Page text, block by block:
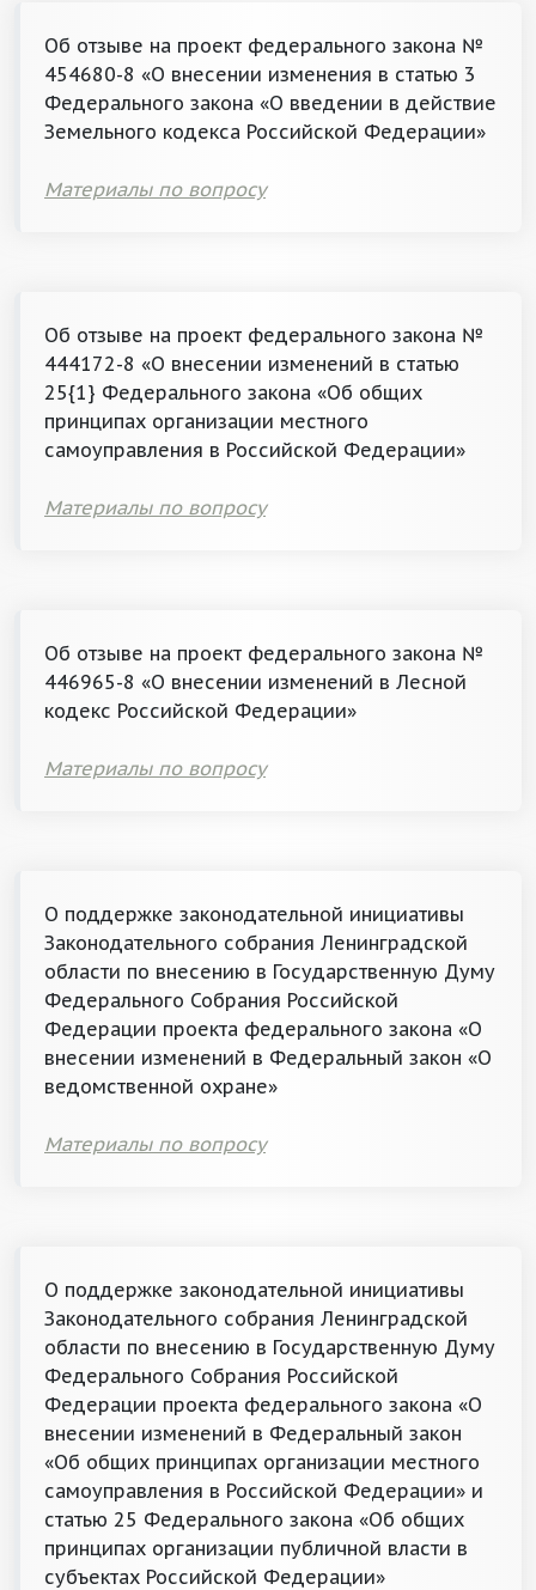
Об отзыве на проект федерального закона №
454680-8 «О внесении изменения в статью 3
Федерального закона «О введении в действие
Земельного кодекса Российской Федерации»
Материалы по вопросу
Об отзыве на проект федерального закона №
444172-8 «О внесении изменений в статью
25{1} Федерального закона «Об общих
принципах организации местного
самоуправления в Российской Федерации»
Материалы по вопросу
Об отзыве на проект федерального закона №
446965-8 «О внесении изменений в Лесной
кодекс Российской Федерации»
Материалы по вопросу
О поддержке законодательной инициативы
Законодательного собрания Ленинградской
области по внесению в Государственную Думу
Федерального Собрания Российской
Федерации проекта федерального закона «О
внесении изменений в Федеральный закон «О
ведомственной охране»
Материалы по вопросу
О поддержке законодательной инициативы
Законодательного собрания Ленинградской
области по внесению в Государственную Думу
Федерального Собрания Российской
Федерации проекта федерального закона «О
внесении изменений в Федеральный закон
«Об общих принципах организации местного
самоуправления в Российской Федерации» и
статью 25 Федерального закона «Об общих
принципах организации публичной власти в
субъектах Российской Федерации»